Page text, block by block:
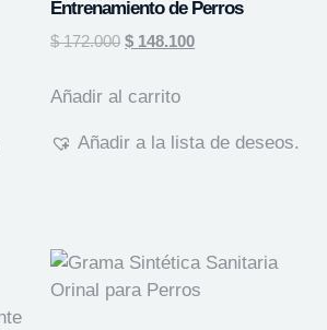
Entrenamiento de Perros
$172.000 $ 148.100
Añadir al carrito
Añadir a la lista de deseos.